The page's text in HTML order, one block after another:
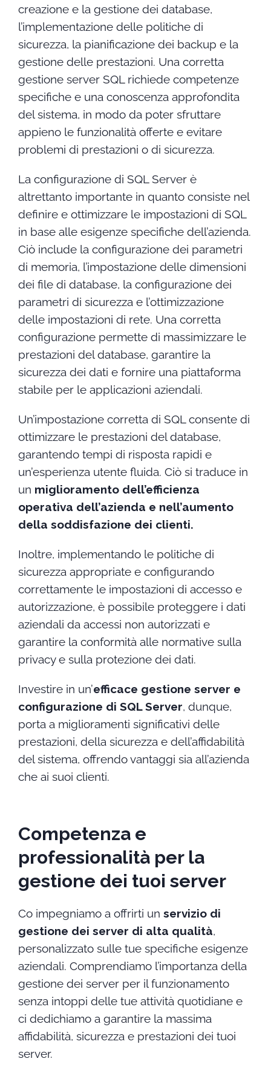
creazione e la gestione dei database,
l’implementazione delle politiche di
sicurezza, la pianificazione dei backup e la
gestione delle prestazioni. Una corretta
gestione server SQL richiede competenze
specifiche e una conoscenza approfondita
del sistema, in modo da poter sfruttare
appieno le funzionalità offerte e evitare
problemi di prestazioni o di sicurezza.
La configurazione di SQL Server è
altrettanto importante in quanto consiste nel
definire e ottimizzare le impostazioni di SQL
in base alle esigenze specifiche dell’azienda.
Ciò include la configurazione dei parametri
di memoria, l’impostazione delle dimensioni
dei file di database, la configurazione dei
parametri di sicurezza e l’ottimizzazione
delle impostazioni di rete. Una corretta
configurazione permette di massimizzare le
prestazioni del database, garantire la
sicurezza dei dati e fornire una piattaforma
stabile per le applicazioni aziendali.
Un’impostazione corretta di SQL consente di
ottimizzare le prestazioni del database,
garantendo tempi di risposta rapidi e
un’esperienza utente fluida. Ciò si traduce in
un miglioramento dell’efficienza
operativa dell’azienda e nell’aumento
della soddisfazione dei clienti.
Inoltre, implementando le politiche di
sicurezza appropriate e configurando
correttamente le impostazioni di accesso e
autorizzazione, è possibile proteggere i dati
aziendali da accessi non autorizzati e
garantire la conformità alle normative sulla
privacy e sulla protezione dei dati.
Investire in un’efficace gestione server e
configurazione di SQL Server, dunque,
porta a miglioramenti significativi delle
prestazioni, della sicurezza e dell’affidabilità
del sistema, offrendo vantaggi sia all’azienda
che ai suoi clienti.
Competenza e
professionalità per la
gestione dei tuoi server
Co impegniamo a offrirti un servizio di
gestione dei server di alta qualità,
personalizzato sulle tue specifiche esigenze
aziendali. Comprendiamo l’importanza della
gestione dei server per il funzionamento
senza intoppi delle tue attività quotidiane e
ci dedichiamo a garantire la massima
affidabilità, sicurezza e prestazioni dei tuoi
server.